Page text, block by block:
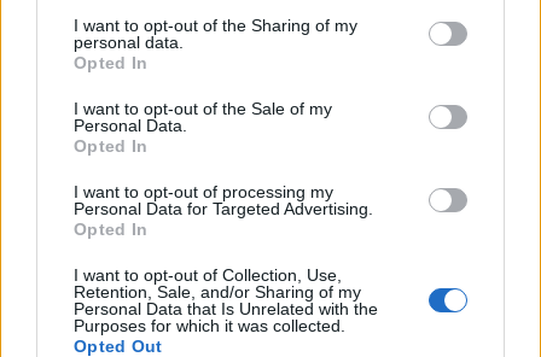
a este sitio y haciendo clic en el botón "Privacidad" en la
parte inferior de la página web.
Please note that this website/app uses one or more Google
services and may gather and store information including but
not limited to your visit or usage behaviour. You may click to
use your data for below specified purposes in below Google
consent section.
I want to opt-out of the Sharing of my
personal data.
Opted In
I want to opt-out of the Sale of my
Personal Data.
Opted In
I want to opt-out of processing my
Personal Data for Targeted Advertising.
Opted In
I want to opt-out of Collection, Use,
Retention, Sale, and/or Sharing of my
Personal Data that Is Unrelated with the
Purposes for which it was collected.
Opted Out
TOMELLOSO 15/10/2025
2
Últimas noticias
Tomelloso desafía al calor y llena
de ambiente la primera noche de
su XIV Fiesta del Vino
07/08/2026